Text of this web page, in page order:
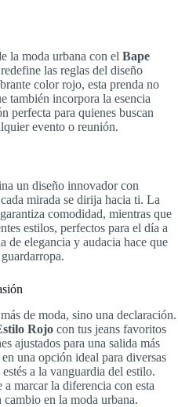
la moda urbana con el Bape
las reglas del diseño
color rojo, esta prenda no
también incorpora la esencia
perfecta para quienes buscan
evento o reunión.
un diseño innovador con
mirada se dirija hacia ti. La
comodidad, mientras que
estilos, perfectos para el día a
de elegancia y audacia hace que
de moda, sino una declaración.
Rojo con tus jeans favoritos
ajustados para una salida más
una opción ideal para diversas
a la vanguardia del estilo.
marcar la diferencia con esta
cambio en la moda urbana.